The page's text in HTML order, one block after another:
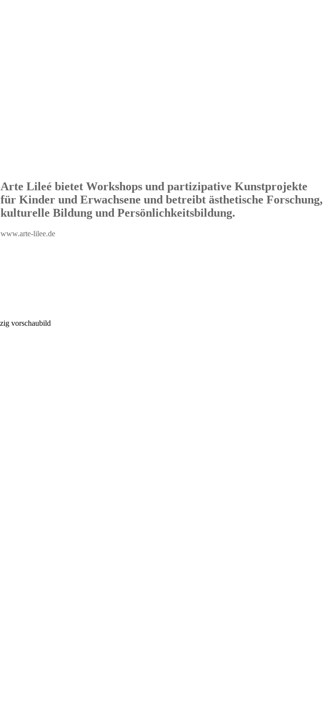
Arte Lileé bietet Workshops und partizipative Kunstprojekte
für Kinder und Erwachsene und betreibt ästhetische Forschung,
kulturelle Bildung und Persönlichkeitsbildung.
www.arte-lilee.de